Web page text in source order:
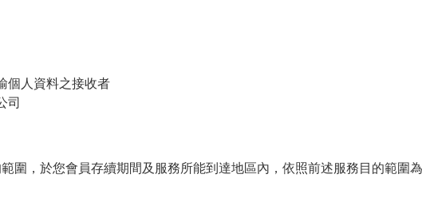
個人資料之接收者
司
您會員存續期間及服務所能到達地區內，依照前述服務目的範圍為